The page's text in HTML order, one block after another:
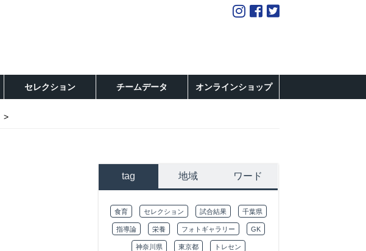
セレクション チームデータ オンラインショップ
tag 地域 ワード
食育 セレクション 試合結果 千葉県
指導論 栄養 フォトギャラリー GK
神奈川県 東京都 トレセン